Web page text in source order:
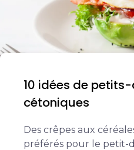
10 idées de
cétoniques
Des crêpes aux
préférés pour le petit-